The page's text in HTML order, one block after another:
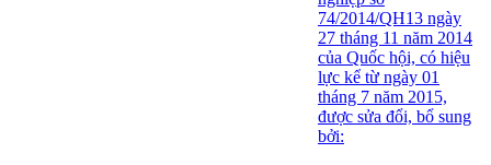
74/2014/QH13 ngày
27 tháng 11 năm 2014
của Quốc hội, có hiệu
lực kể từ ngày 01
tháng 7 năm 2015,
được sửa đổi, bổ sung
bởi: